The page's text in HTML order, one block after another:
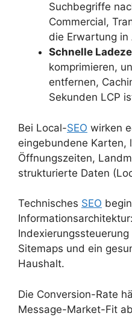
Suchbegriffe
Commercial,
die Erwartung in
Schnelle
komprimieren,
entfernen,
Sekunden LCP
Bei Local-SEO wirken
eingebundene Karten,
Öffnungszeiten,
strukturierte Daten
Technisches SEO
Sitemaps und ein
Haushalt.
Die Conversion-Rate
Message-Market-Fit